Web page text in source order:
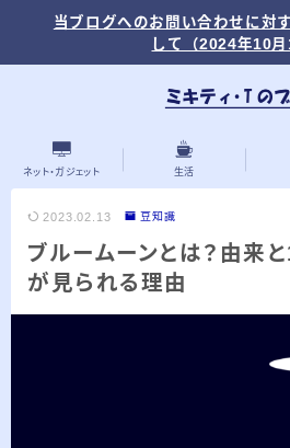
当ブログへのお問い合わせに対
して（2024年10月
最近の投稿
「浅羽ビオトープ
「秋ヶ瀬公園」
ネット・ガジェット 生活
2023.02.13 豆知識
ブルームーンとは？由来
が見られる理由